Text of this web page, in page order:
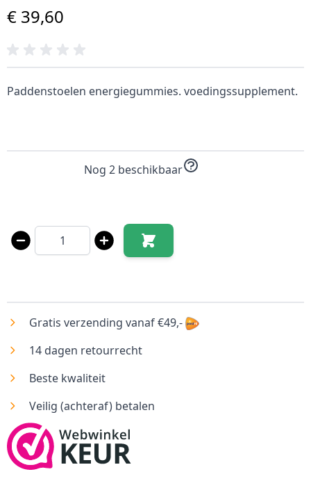
€ 39,60
Paddenstoelen energiegummies. voedingssupplement.
Nog 2 beschikbaar
Aantal
Gratis verzending vanaf €49,-
14 dagen retourrecht
Beste kwaliteit
Veilig (achteraf) betalen